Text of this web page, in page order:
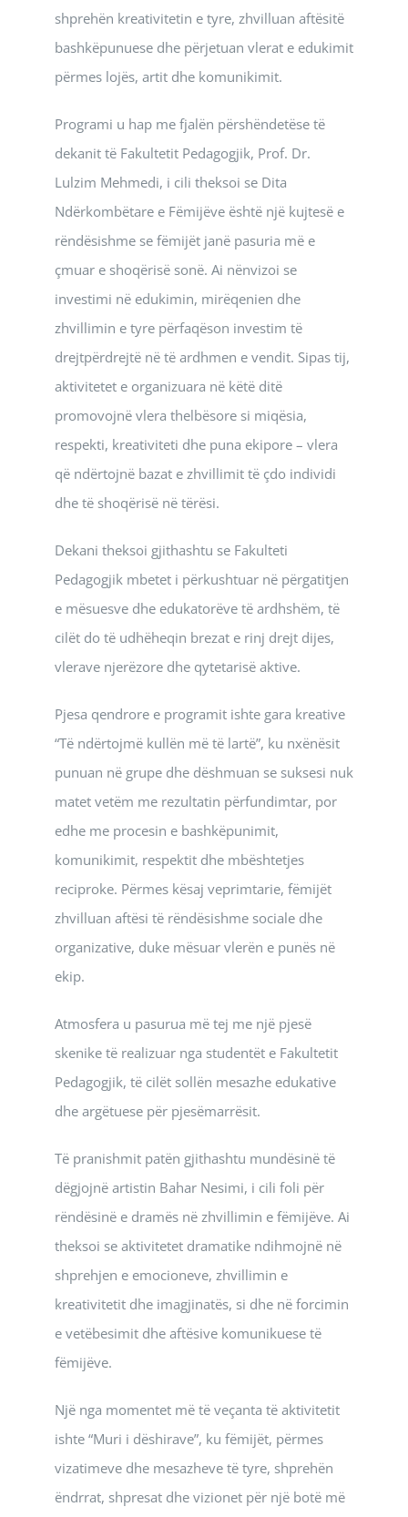
shprehën kreativitetin e tyre, zhvilluan aftësitë
bashkëpunuese dhe përjetuan vlerat e edukimit
përmes lojës, artit dhe komunikimit.
Programi u hap me fjalën përshëndetëse të
dekanit të Fakultetit Pedagogjik, Prof. Dr.
Lulzim Mehmedi, i cili theksoi se Dita
Ndërkombëtare e Fëmijëve është një kujtesë e
rëndësishme se fëmijët janë pasuria më e
çmuar e shoqërisë sonë. Ai nënvizoi se
investimi në edukimin, mirëqenien dhe
zhvillimin e tyre përfaqëson investim të
drejtpërdrejtë në të ardhmen e vendit. Sipas tij,
aktivitetet e organizuara në këtë ditë
promovojnë vlera thelbësore si miqësia,
respekti, kreativiteti dhe puna ekipore – vlera
që ndërtojnë bazat e zhvillimit të çdo individi
dhe të shoqërisë në tërësi.
Dekani theksoi gjithashtu se Fakulteti
Pedagogjik mbetet i përkushtuar në përgatitjen
e mësuesve dhe edukatorëve të ardhshëm, të
cilët do të udhëheqin brezat e rinj drejt dijes,
vlerave njerëzore dhe qytetarisë aktive.
Pjesa qendrore e programit ishte gara kreative
“Të ndërtojmë kullën më të lartë”, ku nxënësit
punuan në grupe dhe dëshmuan se suksesi nuk
matet vetëm me rezultatin përfundimtar, por
edhe me procesin e bashkëpunimit,
komunikimit, respektit dhe mbështetjes
reciproke. Përmes kësaj veprimtarie, fëmijët
zhvilluan aftësi të rëndësishme sociale dhe
organizative, duke mësuar vlerën e punës në
ekip.
Atmosfera u pasurua më tej me një pjesë
skenike të realizuar nga studentët e Fakultetit
Pedagogjik, të cilët sollën mesazhe edukative
dhe argëtuese për pjesëmarrësit.
Të pranishmit patën gjithashtu mundësinë të
dëgjojnë artistin Bahar Nesimi, i cili foli për
rëndësinë e dramës në zhvillimin e fëmijëve. Ai
theksoi se aktivitetet dramatike ndihmojnë në
shprehjen e emocioneve, zhvillimin e
kreativitetit dhe imagjinatës, si dhe në forcimin
e vetëbesimit dhe aftësive komunikuese të
fëmijëve.
Një nga momentet më të veçanta të aktivitetit
ishte “Muri i dëshirave”, ku fëmijët, përmes
vizatimeve dhe mesazheve të tyre, shprehën
ëndrrat, shpresat dhe vizionet për një botë më